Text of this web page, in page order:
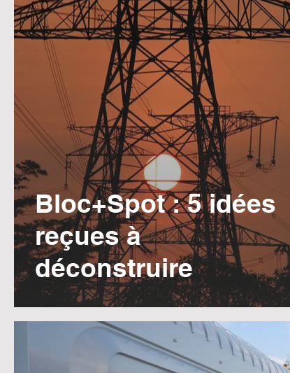
Bloc+Spot : 5 idées
reçues à
déconstruire